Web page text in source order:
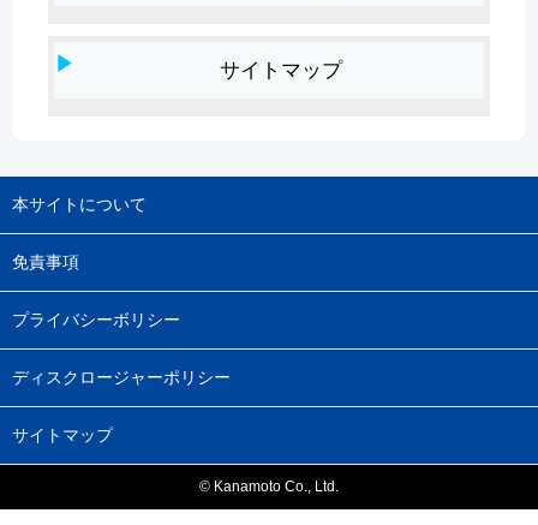
サイトマップ
本サイトについて
免責事項
プライバシーボリシー
ディスクロージャーポリシー
サイトマップ
© Kanamoto Co., Ltd.